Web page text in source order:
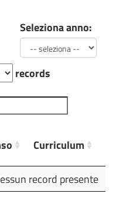
Seleziona anno:
records
Curriculum
Curriculum
record presente